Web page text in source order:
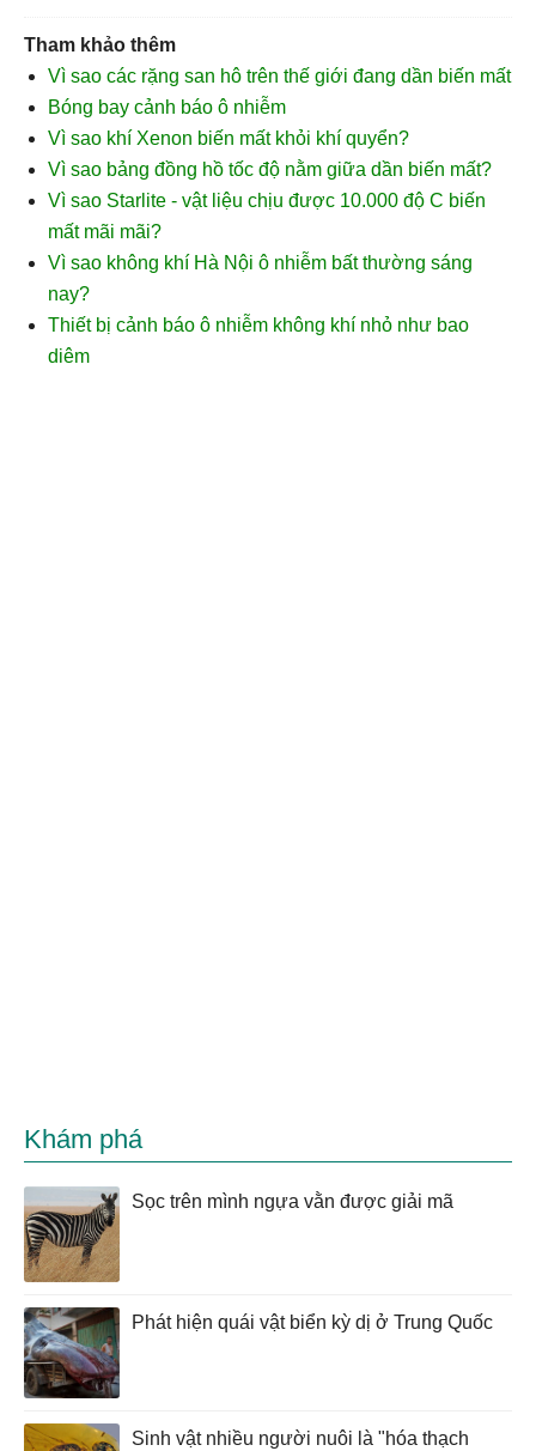
Tham khảo thêm
Vì sao các rặng san hô trên thế giới đang dần biến mất
Bóng bay cảnh báo ô nhiễm
Vì sao khí Xenon biến mất khỏi khí quyển?
Vì sao bảng đồng hồ tốc độ nằm giữa dần biến mất?
Vì sao Starlite - vật liệu chịu được 10.000 độ C biến
mất mãi mãi?
Vì sao không khí Hà Nội ô nhiễm bất thường sáng
nay?
Thiết bị cảnh báo ô nhiễm không khí nhỏ như bao
diêm
Khám phá
Sọc trên mình ngựa vằn được giải mã
Phát hiện quái vật biển kỳ dị ở Trung Quốc
Sinh vật nhiều người nuôi là "hóa thạch